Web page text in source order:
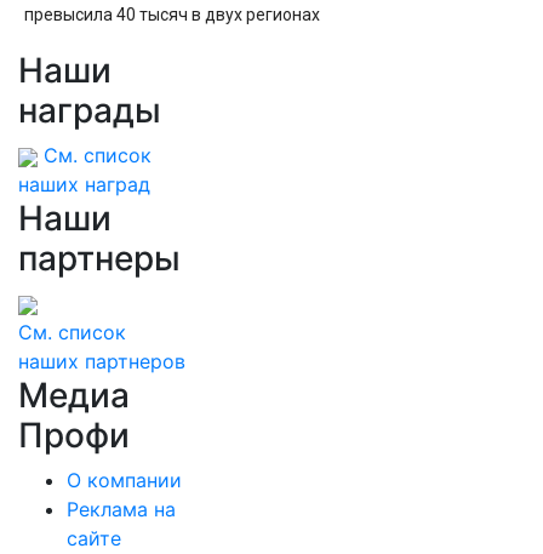
превысила 40 тысяч в двух регионах
Наши
награды
См. список
наших наград
Наши
партнеры
См. список
наших партнеров
Медиа
Профи
О компании
Реклама на
сайте